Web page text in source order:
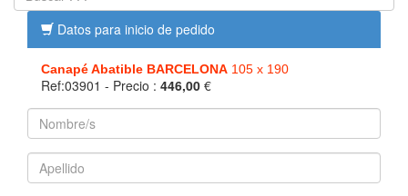
Datos para inicio de pedido
Canapé Abatible BARCELONA 105 x 190
Ref:03901 - Precio : 446,00 €